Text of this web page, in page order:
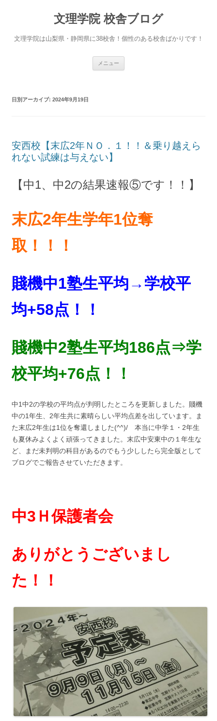
文理学院 校舎ブログ
文理学院は山梨県・静岡県に38校舎！個性のある校舎ばかりです！
メニュー
日別アーカイブ: 2024年9月19日
安西校【末広2年ＮＯ．１！！＆乗り越えら
れない試練は与えない】
【中1、中2の結果速報⑤です！！】
末広2年生学年1位奪
取！！！
賤機中1塾生平均→学校平
均+58点！！
賤機中2塾生平均186点⇒学
校平均+76点！！
中1中2の学校の平均点が判明したところを更新しました。賤機
中の1年生、2年生共に素晴らしい平均点差を出しています。ま
た末広2年生は1位を奪還しました(^^)/ 本当に中学１・2年生
も夏休みよくよく頑張ってきました。末広中安東中の１年生な
ど、まだ未判明の科目があるのでもう少ししたら完全版として
ブログでご報告させていただきます。
中3Ｈ保護者会
ありがとうございまし
た！！